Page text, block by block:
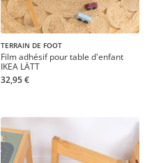
TERRAIN DE FOOT
Film adhésif pour table d'enfant
IKEA LÄTT
32,95 €